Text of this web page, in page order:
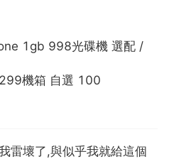
1gb 998光碟機 選配 /
機箱 自選 100
雷壞了,與似乎我就給這個